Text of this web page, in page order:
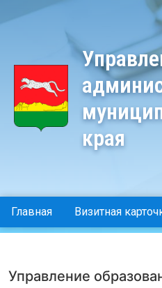
края
Главная Визитная
Управление